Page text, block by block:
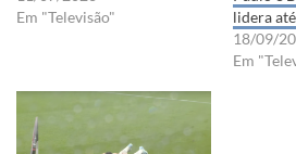
Em "Televisão"
lidera
18/09/
Em